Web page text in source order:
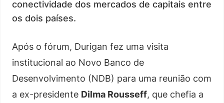
conectividade dos mercados de capitais entre
os dois países.
Após o fórum, Durigan fez uma visita
institucional ao Novo Banco de
Desenvolvimento (NDB) para uma reunião com
a ex-presidente Dilma Rousseff, que chefia a